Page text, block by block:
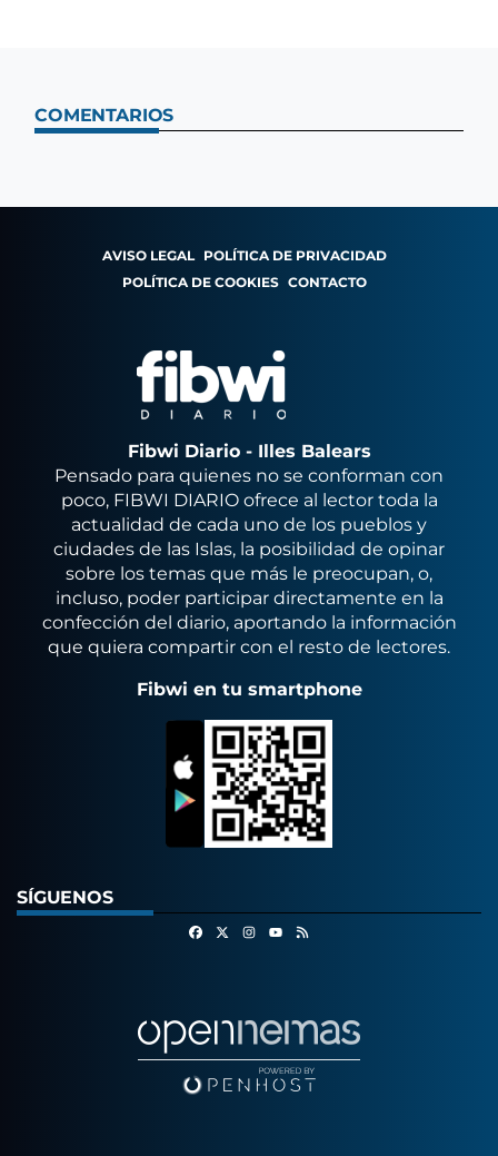
COMENTARIOS
AVISO LEGAL POLÍTICA DE PRIVACIDAD
POLÍTICA DE COOKIES CONTACTO
Fibwi Diario - Illes Balears
Pensado para quienes no se conforman con
poco, FIBWI DIARIO ofrece al lector toda la
actualidad de cada uno de los pueblos y
ciudades de las Islas, la posibilidad de opinar
sobre los temas que más le preocupan, o,
incluso, poder participar directamente en la
confección del diario, aportando la información
que quiera compartir con el resto de lectores.
Fibwi en tu smartphone
SÍGUENOS
FacebookInstagram